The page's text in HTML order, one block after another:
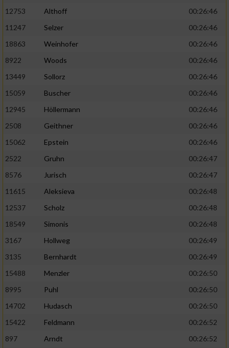
12753
Althoff
00:26:46
11247
Selzer
00:26:46
18863
Weinhofer
00:26:46
8922
Woods
00:26:46
13449
Sollorz
00:26:46
15059
Buscher
00:26:46
12945
Höllermann
00:26:46
2508
Geithner
00:26:46
15062
Epstein
00:26:46
2522
Gruhn
00:26:47
8576
Jurisch
00:26:47
11615
Aleksieva
00:26:48
12537
Scholz
00:26:48
18549
Simonis
00:26:48
3167
Hollweg
00:26:49
3135
Bernhardt
00:26:49
15488
Menzler
00:26:50
8995
Puhl
00:26:50
14702
Hudasch
00:26:50
15422
Feldmann
00:26:52
897
Arndt
00:26:52